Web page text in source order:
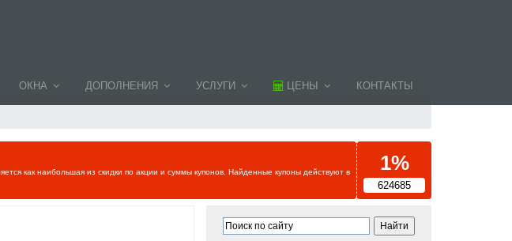
ОКНА ДОПОЛНЕНИЯ УСЛУГИ ЦЕНЫ КОНТАКТЫ
как наибольшая из скидки по акции и суммы купонов. Найденные купоны действуют в
1%
624685